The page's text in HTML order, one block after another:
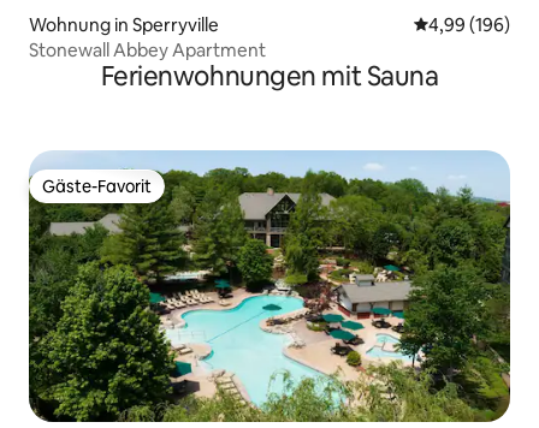
Wohnung in Sperryville
4,99 (196)
Stonewall Abbey Apartment
Ferienwohnungen mit Sauna
Gäste-Favorit
Gäste-Favorit